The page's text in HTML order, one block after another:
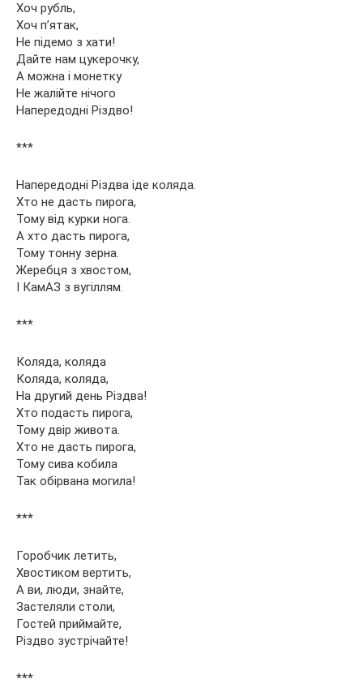
Хоч рубль,
Хоч п’ятак,
Не підемо з хати!
Дайте нам цукерочку,
А можна і монетку
Не жалійте нічого
Напередодні Різдво!
***
Напередодні Різдва іде коляда.
Хто не дасть пирога,
Тому від курки нога.
А хто дасть пирога,
Тому тонну зерна.
Жеребця з хвостом,
І КамАЗ з вугіллям.
***
Коляда, коляда
Коляда, коляда,
На другий день Різдва!
Хто подасть пирога,
Тому двір живота.
Хто не дасть пирога,
Тому сива кобила
Так обірвана могила!
***
Горобчик летить,
Хвостиком вертить,
А ви, люди, знайте,
Застеляли столи,
Гостей приймайте,
Різдво зустрічайте!
***